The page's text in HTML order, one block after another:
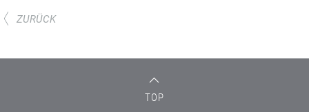
ZURÜCK
TOP